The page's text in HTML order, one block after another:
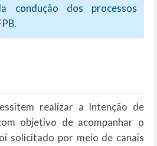
condução dos processos
realizar a Intenção de
objetivo de acompanhar o
solicitado por meio de canais